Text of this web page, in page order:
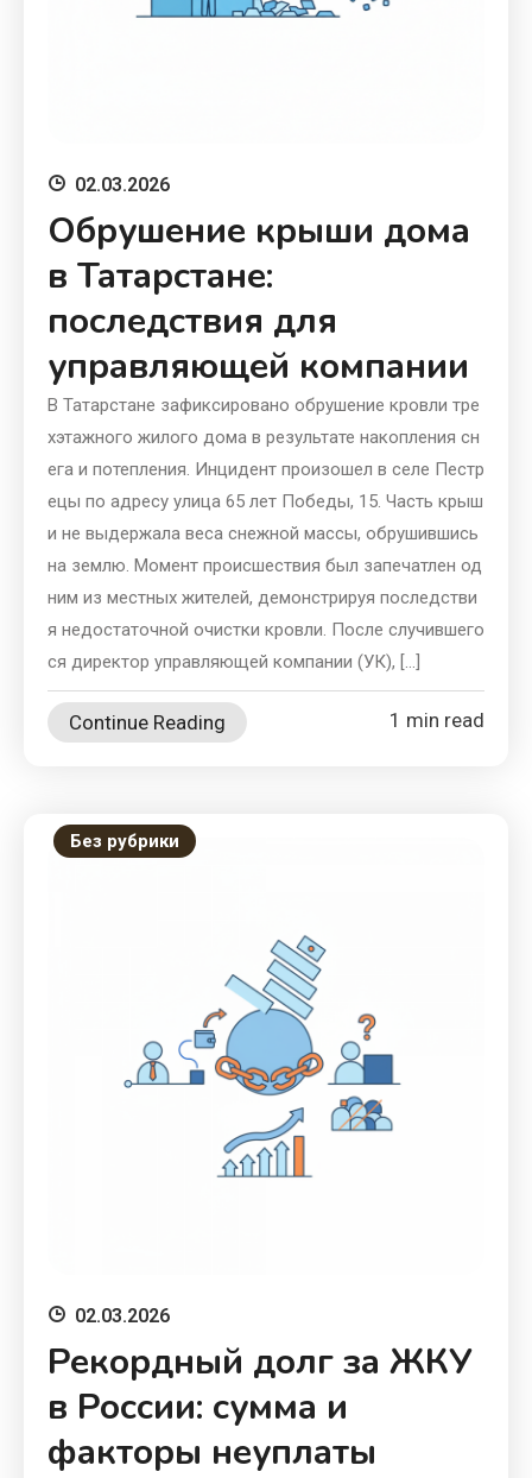
02.03.2026
Обрушение крыши дома
в Татарстане:
последствия для
управляющей компании
В Татарстане зафиксировано обрушение кровли тре
хэтажного жилого дома в результате накопления сн
ега и потепления. Инцидент произошел в селе Пестр
ецы по адресу улица 65 лет Победы, 15. Часть крыш
и не выдержала веса снежной массы, обрушившись
на землю. Момент происшествия был запечатлен од
ним из местных жителей, демонстрируя последстви
я недостаточной очистки кровли. После случившего
ся директор управляющей компании (УК), […]
Continue Reading 1 min read
Без рубрики
02.03.2026
Рекордный долг за ЖКУ
в России: сумма и
факторы неуплаты